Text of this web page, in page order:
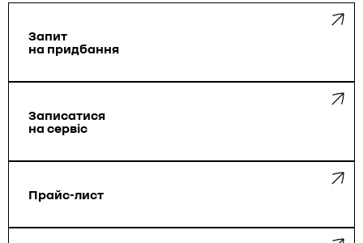
Запит
на придбання
Запиcатися
на сервіс
Прайс-лист